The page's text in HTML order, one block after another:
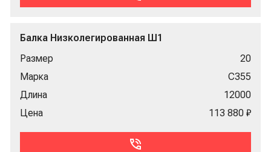
Балка Низколегированная Ш1
Размер
20
Марка
С355
Длина
12000
Цена
113 880 ₽